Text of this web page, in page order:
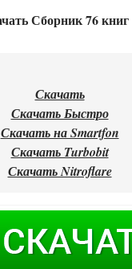
Сборник 76 книг
Скачать
Скачать Быстро
Скачать на Smartfon
Скачать Turbobit
Скачать Nitroflare